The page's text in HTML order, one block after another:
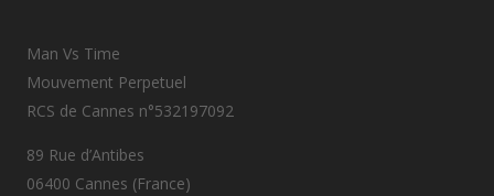
Man Vs Time
Mouvement Perpetuel
RCS de Cannes n°532197092
89 Rue d’Antibes
06400 Cannes (France)